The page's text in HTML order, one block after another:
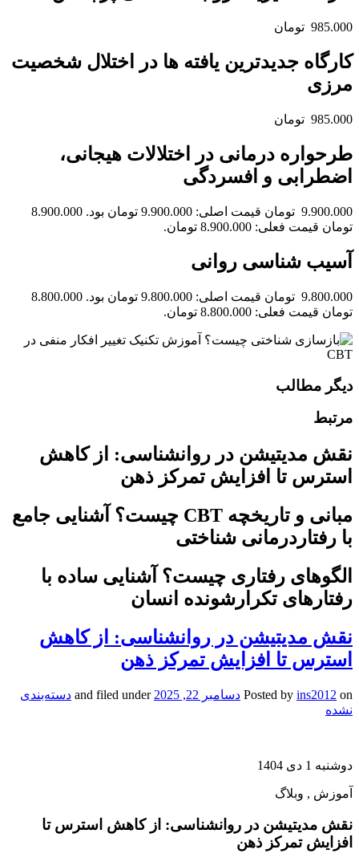
985.000 تومان
کارگاه جدیدترین یافته ها در اختلال شخصیت
مرزی
985.000 تومان
طرحواره درمانی در اختلالات هیجانی،
اضطرابی و افسردگی
تومان قیمت فعلی: 8.900.000 تومان.
آسیب شناسی روانی
تومان قیمت فعلی: 8.800.000 تومان.
دیگر مطالب
مرتبط
نقش مدیتیشن در روانشناسی: از کاهش
استرس تا افزایش تمرکز ذهن
مبانی و تاریخچه CBT چیست؟ آشنایی جامع
با رفتاردرمانی شناختی
الگوهای رفتاری چیست؟ آشنایی ساده با
رفتارهای تکرارشونده انسان
نقش مدیتیشن در روانشناسی: از کاهش
استرس تا افزایش تمرکز ذهن
Posted by ins2012 on دسامبر 22, 2025 and filed under دسته‌بندی
نشده
دوشنبه 1 دی 1404
آموزش , وبلاگ
نقش مدیتیشن در روانشناسی: از کاهش استرس تا
افزایش تمرکز ذهن